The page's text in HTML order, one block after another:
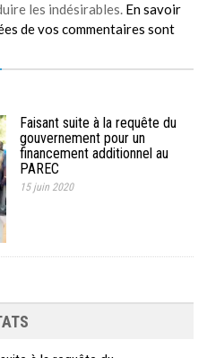
les indésirables. En savoir
de vos commentaires sont
Faisant suite à la requête du
gouvernement pour un
financement additionnel au
PAREC
15 juin 2020